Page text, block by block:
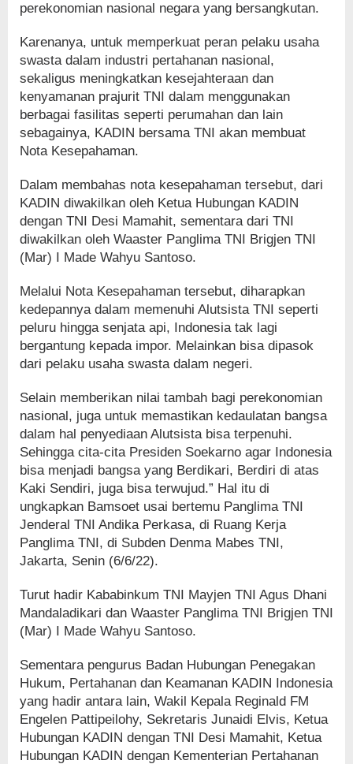
perekonomian nasional negara yang bersangkutan.
Karenanya, untuk memperkuat peran pelaku usaha
swasta dalam industri pertahanan nasional,
sekaligus meningkatkan kesejahteraan dan
kenyamanan prajurit TNI dalam menggunakan
berbagai fasilitas seperti perumahan dan lain
sebagainya, KADIN bersama TNI akan membuat
Nota Kesepahaman.
Dalam membahas nota kesepahaman tersebut, dari
KADIN diwakilkan oleh Ketua Hubungan KADIN
dengan TNI Desi Mamahit, sementara dari TNI
diwakilkan oleh Waaster Panglima TNI Brigjen TNI
(Mar) I Made Wahyu Santoso.
Melalui Nota Kesepahaman tersebut, diharapkan
kedepannya dalam memenuhi Alutsista TNI seperti
peluru hingga senjata api, Indonesia tak lagi
bergantung kepada impor. Melainkan bisa dipasok
dari pelaku usaha swasta dalam negeri.
Selain memberikan nilai tambah bagi perekonomian
nasional, juga untuk memastikan kedaulatan bangsa
dalam hal penyediaan Alutsista bisa terpenuhi.
Sehingga cita-cita Presiden Soekarno agar Indonesia
bisa menjadi bangsa yang Berdikari, Berdiri di atas
Kaki Sendiri, juga bisa terwujud.” Hal itu di
ungkapkan Bamsoet usai bertemu Panglima TNI
Jenderal TNI Andika Perkasa, di Ruang Kerja
Panglima TNI, di Subden Denma Mabes TNI,
Jakarta, Senin (6/6/22).
Turut hadir Kababinkum TNI Mayjen TNI Agus Dhani
Mandaladikari dan Waaster Panglima TNI Brigjen TNI
(Mar) I Made Wahyu Santoso.
Sementara pengurus Badan Hubungan Penegakan
Hukum, Pertahanan dan Keamanan KADIN Indonesia
yang hadir antara lain, Wakil Kepala Reginald FM
Engelen Pattipeilohy, Sekretaris Junaidi Elvis, Ketua
Hubungan KADIN dengan TNI Desi Mamahit, Ketua
Hubungan KADIN dengan Kementerian Pertahanan